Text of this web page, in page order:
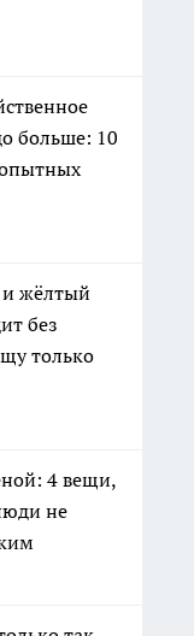
больше: 10
жёлтый
без
только
4 вещи,
не